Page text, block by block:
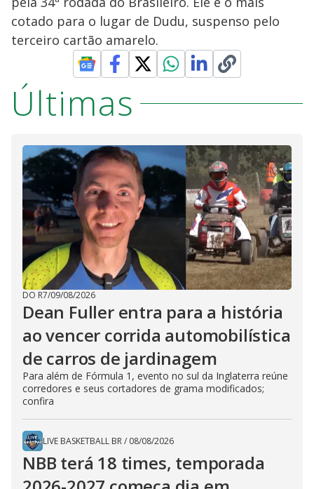
cotado para o lugar de Dudu, suspenso pelo
terceiro cartão amarelo.
Últimas
DO R7/09/08/2026
Dean Fuller entra para a história
ao vencer corrida automobilística
de carros de jardinagem
Para além de Fórmula 1, evento no sul da Inglaterra reúne
corredores e seus cortadores de grama modificados;
confira
LIVE BASKETBALL BR/ 08/08/2026
NBB terá 18 times, temporada